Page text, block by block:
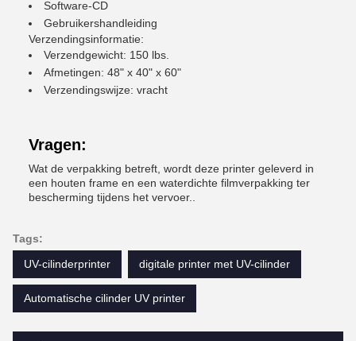
Software-CD
Gebruikershandleiding
Verzendingsinformatie:
Verzendgewicht: 150 lbs.
Afmetingen: 48" x 40" x 60"
Verzendingswijze: vracht
Vragen:
Wat de verpakking betreft, wordt deze printer geleverd in
een houten frame en een waterdichte filmverpakking ter
bescherming tijdens het vervoer..
Tags:
UV-cilinderprinter
digitale printer met UV-cilinder
Automatische cilinder UV printer